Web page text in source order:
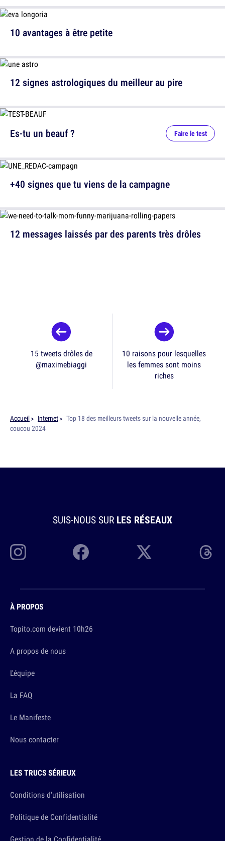
10 avantages à être petite
12 signes astrologiques du meilleur au pire
12 messages laissés par des parents très drôles
Es-tu un beauf ? Faire le test
+40 signes que tu viens de la campagne
15 tweets drôles de
@maximebiaggi
10 raisons pour lesquelles
les femmes sont moins
riches
Accueil Internet
Top 18 des meilleurs tweets sur la nouvelle année,
coucou 2024
SUIS-NOUS SUR LES RÉSEAUX
À PROPOS
Topito.com devient 10h26
A propos de nous
L'équipe
La FAQ
Le Manifeste
Nous contacter
LES TRUCS SÉRIEUX
Conditions d'utilisation
Politique de Confidentialité